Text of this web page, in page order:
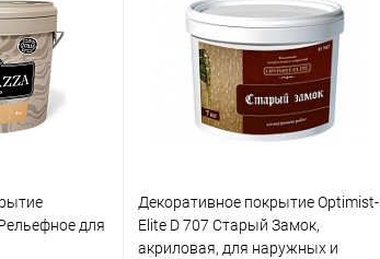
для
Декоративное покрытие Optimist-
Elite D 707 Старый Замок,
акриловая, для наружных и